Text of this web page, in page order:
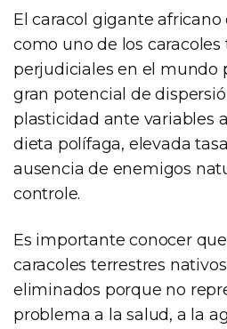
El caracol gigante africano
como uno de los caracoles
perjudiciales en el mundo
gran potencial de
plasticidad ante variables
dieta polífaga, elevada
ausencia de enemigos
controle.
Es importante conocer
caracoles terrestres
eliminados porque no
problema a la salud, a la